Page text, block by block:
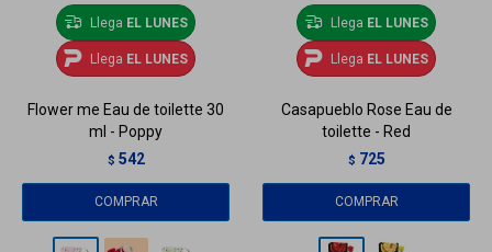
Llega EL LUNES
Llega EL LUNES
Flower me Eau de toilette 30
ml - Poppy
$ 542
Llega EL LUNES
Llega EL LUNES
Casapueblo Rose Eau de
toilette - Red
$ 725